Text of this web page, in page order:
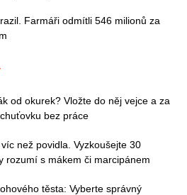
Farmáři odmítli 546 milionů za
od okurek? Vložte do něj vejce a za
bez práce
než povidla. Vyzkoušejte 30
rozumí s mákem či marcipánem
těsta: Vyberte správný